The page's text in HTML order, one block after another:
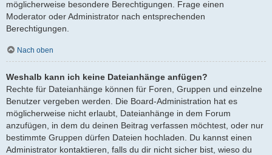
möglicherweise besondere Berechtigungen. Frage einen
Moderator oder Administrator nach entsprechenden
Berechtigungen.
Nach oben
Weshalb kann ich keine Dateianhänge anfügen?
Rechte für Dateianhänge können für Foren, Gruppen und einzelne
Benutzer vergeben werden. Die Board-Administration hat es
möglicherweise nicht erlaubt, Dateianhänge in dem Forum
anzufügen, in dem du deinen Beitrag verfassen möchtest, oder nur
bestimmte Gruppen dürfen Dateien hochladen. Du kannst einen
Administrator kontaktieren, falls du dir nicht sicher bist, wieso du